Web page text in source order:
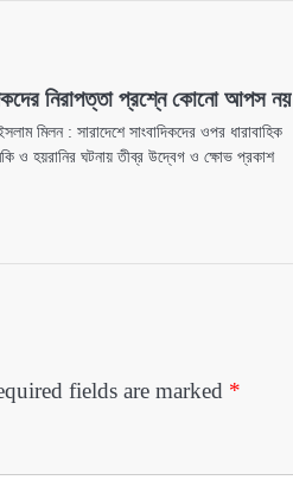
নিরাপত্তা প্রশ্নে কোনো আপস নয়
মিলন : সারাদেশে সাংবাদিকদের ওপর ধারাবাহিক
ও হয়রানির ঘটনায় তীব্র উদ্বেগ ও ক্ষোভ প্রকাশ
fields are marked *